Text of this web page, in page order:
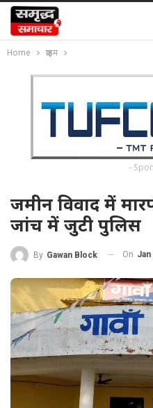
Home क्राइम
-
जमीन विवाद में
जांच में जुटी पुलिस
By Gawan Block On Jan